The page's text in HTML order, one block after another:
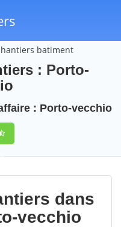
batiment
: Porto-
: Porto-vecchio
dans
vecchio